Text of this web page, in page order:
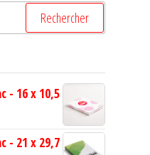
- 16 x 10,5
- 21 x 29,7